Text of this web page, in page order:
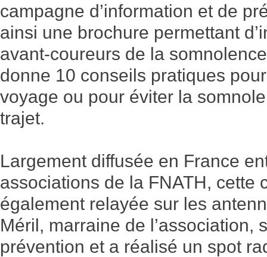
campagne d’information et de
ainsi une brochure permettant
avant-coureurs de la
donne 10 conseils pratiques
voyage ou pour éviter la
trajet.
Largement diffusée en France
associations de la FNATH, cette
également relayée sur les
Méril, marraine de l’association,
prévention et a réalisé un spot